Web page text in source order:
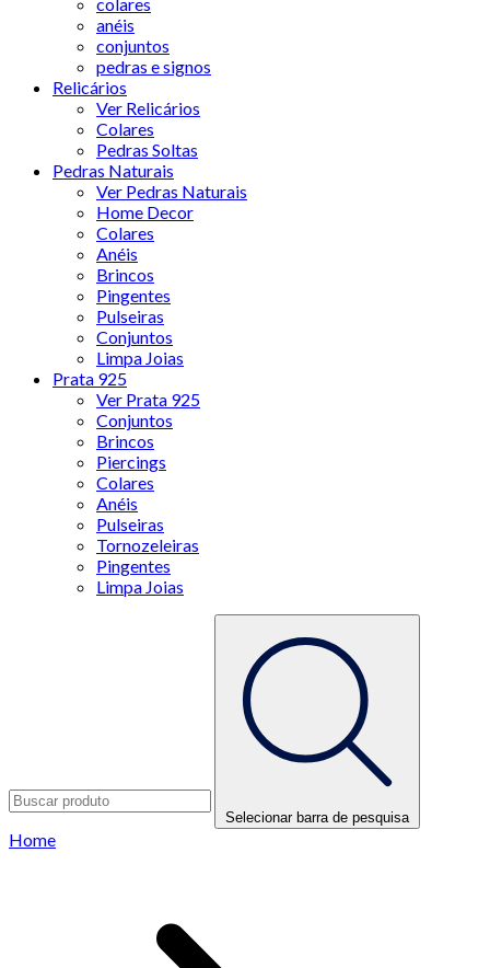
anéis
conjuntos
pedras e signos
Relicários
Ver Relicários
Colares
Pedras Soltas
Pedras Naturais
Ver Pedras Naturais
Home Decor
Colares
Anéis
Brincos
Pingentes
Pulseiras
Conjuntos
Limpa Joias
Prata 925
Ver Prata 925
Conjuntos
Brincos
Piercings
Colares
Anéis
Pulseiras
Tornozeleiras
Pingentes
Limpa Joias
Selecionar barra de pesquisa
Home